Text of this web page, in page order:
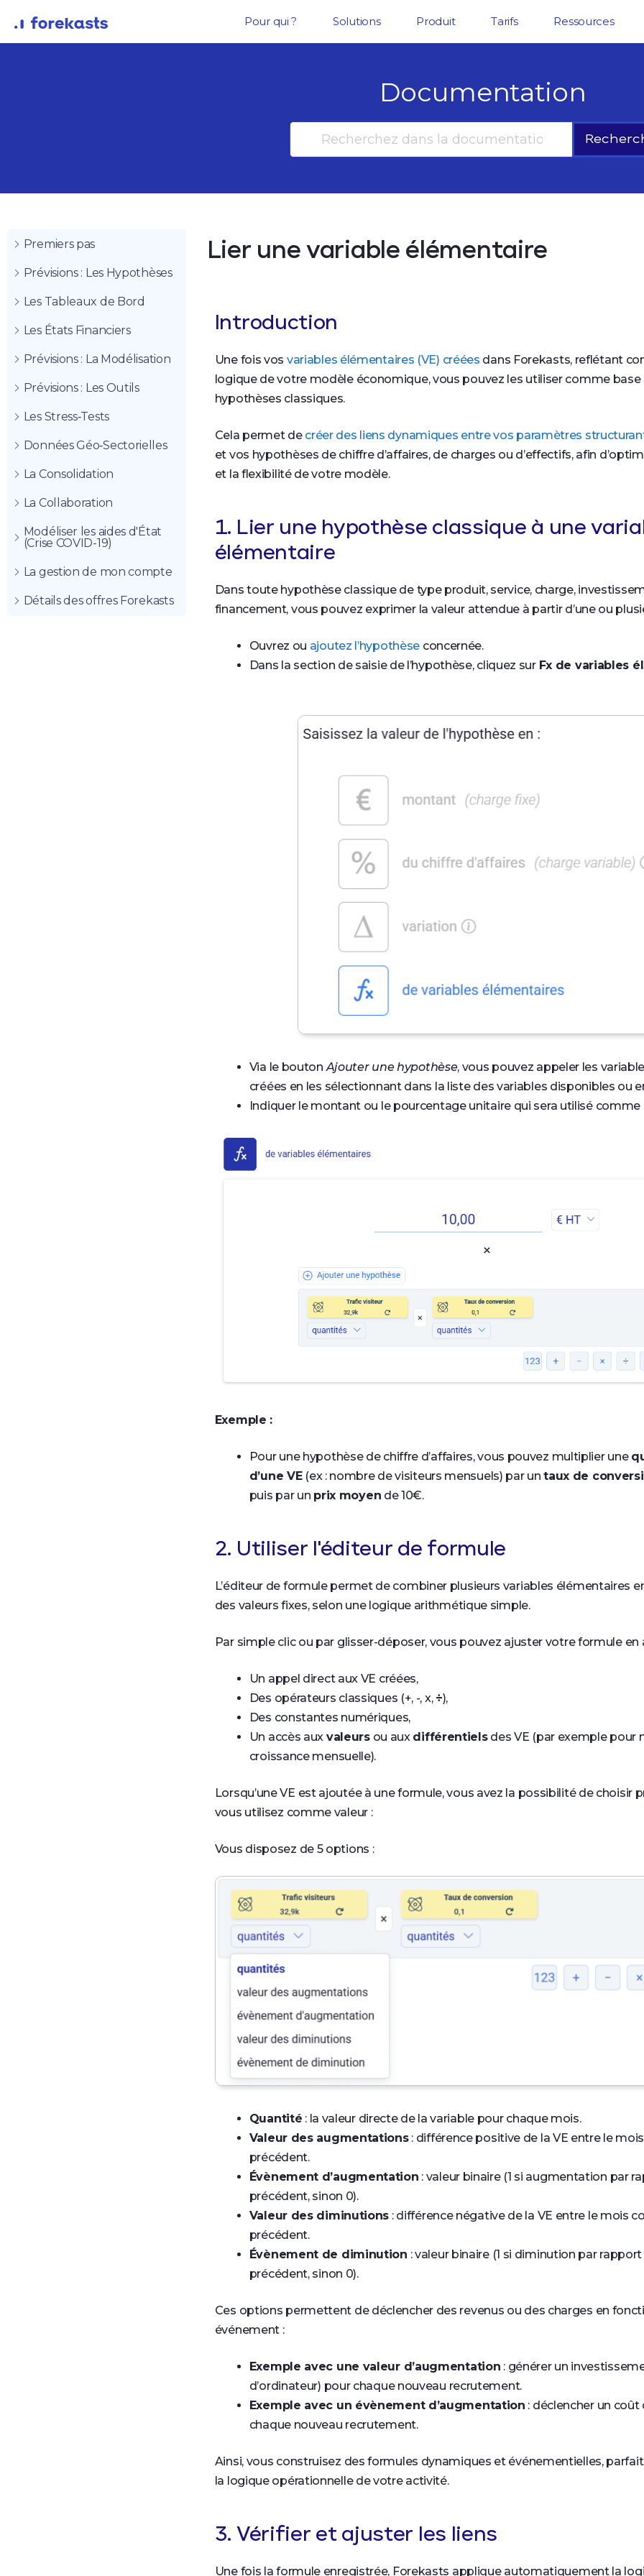
Pour qui ? Solutions Produit Tarifs Ressources
Documentation
Premiers pas
Prévisions : Les Hypothèses
Les Tableaux de Bord
Les États Financiers
Prévisions : La Modélisation
Prévisions : Les Outils
Les Stress‑Tests
Données Géo‑Sectorielles
La Consolidation
La Collaboration
Modéliser les aides d'État
(Crise COVID-19)
La gestion de mon compte
Détails des offres Forekasts
Lier une variable élémentaire
Introduction
Une fois vos variables élémentaires (VE) créées dans Forekasts, reflétant
logique de votre modèle économique, vous pouvez les utiliser comme base
hypothèses classiques.
Cela permet de créer des liens dynamiques entre vos paramètres
et vos hypothèses de chiffre d’affaires, de charges ou d’effectifs, afin
et la flexibilité de votre modèle.
1. Lier une hypothèse classique à une
élémentaire
Dans toute hypothèse classique de type produit, service, charge,
financement, vous pouvez exprimer la valeur attendue à partir d’une ou
Ouvrez ou ajoutez l’hypothèse concernée.
Dans la section de saisie de l’hypothèse, cliquez sur Fx de variables
Via le boutonAjouter une hypothèse, vous pouvez appeler les
créées en les sélectionnant dans la liste des variables disponibles ou
Indiquer le montant ou le pourcentage unitaire qui sera utilisé
Exemple :
Pour une hypothèse de chiffre d’affaires, vous pouvez multiplier une
d’une VE(ex : nombre de visiteurs mensuels) par untaux de
puis par un prix moyen de 10€.
2. Utiliser l'éditeur de formule
L’éditeur de formule permet de combiner plusieurs variables élémentaires
des valeurs fixes, selon une logique arithmétique simple.
Par simple clic ou par glisser-déposer, vous pouvez ajuster votre formule en
Un appel direct aux VE créées,
Des opérateurs classiques (+, -, x, ÷),
Des constantes numériques,
Un accès aux valeursou aux différentielsdes VE (par exemple pour
croissance mensuelle).
Lorsqu’une VE est ajoutée à une formule, vous avez la possibilité de choisir
vous utilisez comme valeur :
Vous disposez de 5 options :
Quantité : la valeur directe de la variable pour chaque mois.
Valeur des augmentations: différence positive de la VE entre le
précédent.
Évènement d’augmentation : valeur binaire (1 si augmentation par
précédent, sinon 0).
Valeur des diminutions : différence négative de la VE entre le mois
précédent.
Évènement de diminution : valeur binaire (1 si diminution par
précédent, sinon 0).
Ces options permettent de déclencher des revenus ou des charges en
événement :
Exemple avec une valeur d’augmentation : générer un
d’ordinateur) pour chaque nouveau recrutement.
Exemple avec un évènement d’augmentation : déclencher un
chaque nouveau recrutement.
Ainsi, vous construisez des formules dynamiques et événementielles,
la logique opérationnelle de votre activité.
3. Vérifier et ajuster les liens
Une fois la formule enregistrée, Forekasts applique automatiquement la